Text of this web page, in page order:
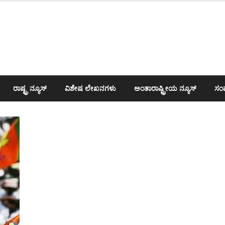
ರಾಷ್ಟ್ರ ನ್ಯೂಸ್ ವಿಶೇಷ ಲೇಖನಗಳು ಅಂತಾರಾಷ್ಟ್ರೀಯ ನ್ಯೂಸ್